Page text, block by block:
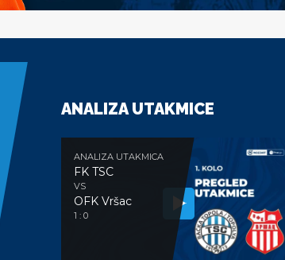
ANALIZA UTAKMICE
ANALIZA UTAKMICA
FK TSC
VS
OFK Vršac
1 : 0